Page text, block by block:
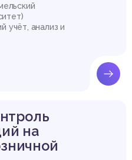
учёт, анализ и
на